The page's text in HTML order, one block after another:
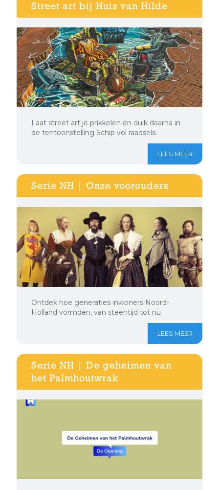
Street art bij Huis van Hilde
Laat street art je prikkelen en duik daarna in
de tentoonstelling Schip vol raadsels.
LEES MEER
Serie NH | Onze voorouders
Ontdek hoe generaties inwoners Noord-
Holland vormden, van steentijd tot nu.
LEES MEER
Serie NH | De geheimen van
het Palmhoutwrak